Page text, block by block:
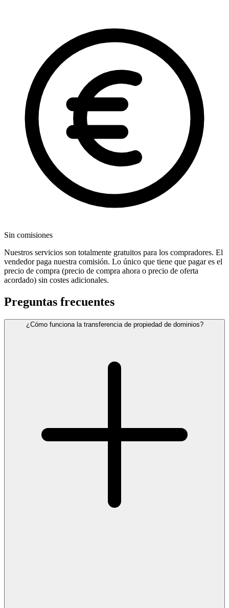
Sin comisiones
Nuestros servicios son totalmente gratuitos para los compradores. El
vendedor paga nuestra comisión. Lo único que tiene que pagar es el
precio de compra (precio de compra ahora o precio de oferta
acordado) sin costes adicionales.
Preguntas frecuentes
¿Cómo funciona la transferencia de propiedad de dominios?